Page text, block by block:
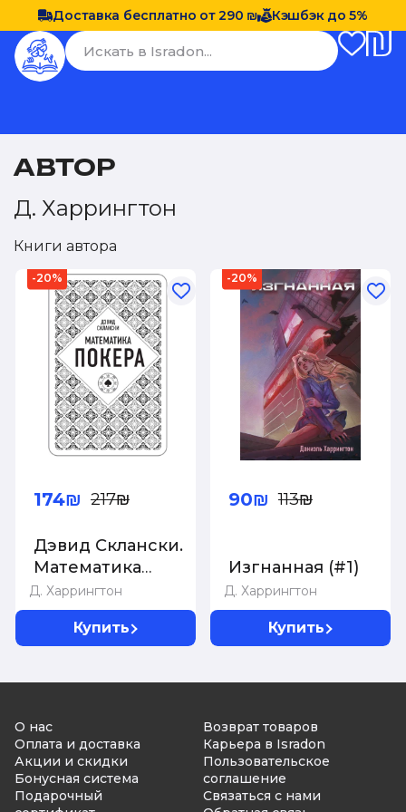
Доставка бесплатно от 290 ₪ Кэшбэк до 5%
АВТОР
Д. Харрингтон
Книги автора
-20%
Д. Харрингтон
Дэвид Склански.
Математика
покера
174₪ 217₪
Купить
-20%
Д. Харрингтон
Изгнанная (#1)
90₪ 113₪
Купить
О нас
Оплата и доставка
Акции и скидки
Бонусная система
Подарочный
Возврат товаров
Карьера в Isradon
Пользовательское
соглашение
Связаться с нами